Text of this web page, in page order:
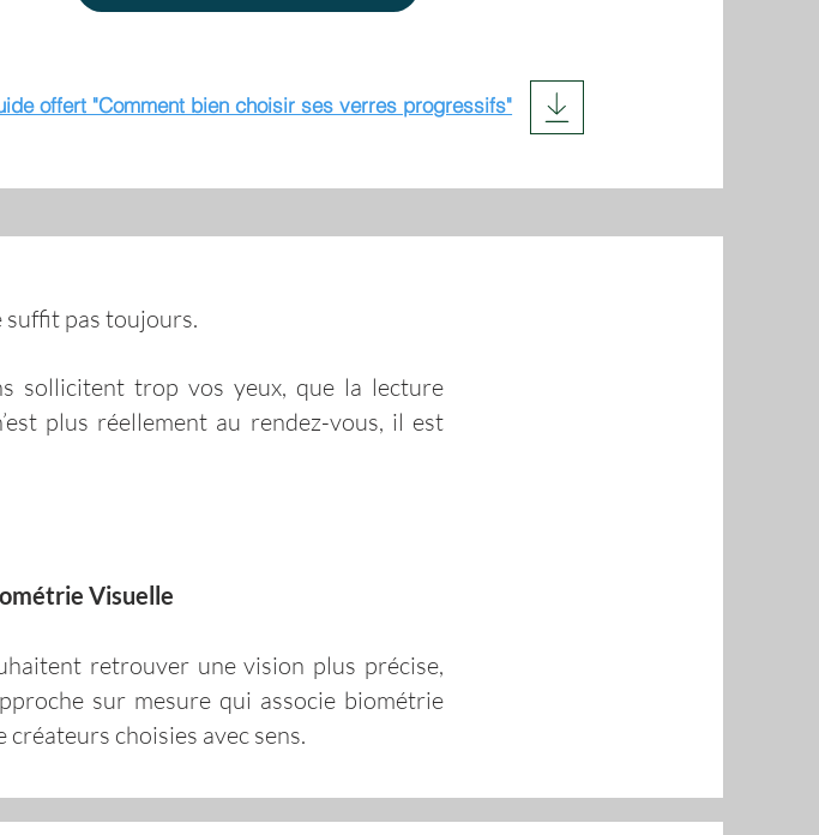
offert "Comment bien choisir ses verres progressifs"
suffit pas toujours.
sollicitent trop vos yeux, que la lecture
plus réellement au rendez-vous, il est
Visuelle
retrouver une vision plus précise,
sur mesure qui associe biométrie
choisies avec sens.